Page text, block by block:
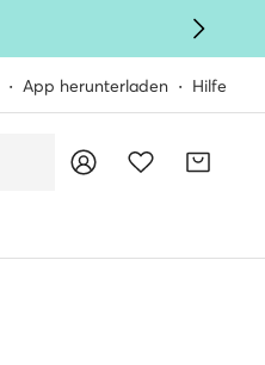
App herunterladen Hilfe